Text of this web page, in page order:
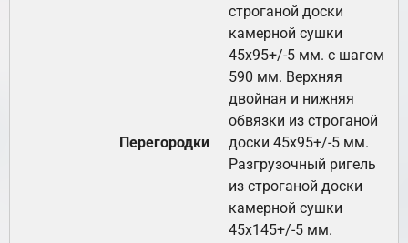
Перегородки
строганой доски
камерной сушки
45х95+/-5 мм. с шагом
590 мм. Верхняя
двойная и нижняя
обвязки из строганой
доски 45х95+/-5 мм.
Разгрузочный ригель
из строганой доски
камерной сушки
45х145+/-5 мм.